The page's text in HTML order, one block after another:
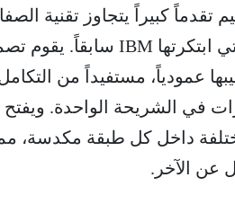
تقدماً كبيراً يتجاوز تقنية
عمودياً، مستفيداً من
في الشريحة الواحدة. ويفتح
داخل كل طبقة مكدسة،
عن الآخر.